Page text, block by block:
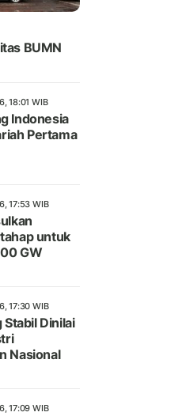
BUMN
18:01 WIB
Indonesia
Pertama
17:53 WIB
untuk
GW
17:30 WIB
Stabil Dinilai
Nasional
17:09 WIB